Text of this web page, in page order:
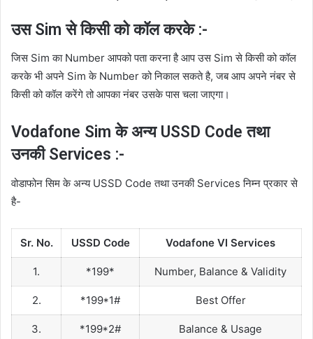
उस Sim से किसी को कॉल करके :-
जिस Sim का Number आपको पता करना है आप उस Sim से किसी को कॉल
करके भी अपने Sim के Number को निकाल सकते है, जब आप अपने नंबर से
किसी को कॉल करेंगे तो आपका नंबर उसके पास चला जाएगा।
Vodafone Sim के अन्य USSD Code तथा
उनकी Services :-
वोडाफोन सिम के अन्य USSD Code तथा उनकी Services निम्न प्रकार से
है-
Sr. No. USSD Code Vodafone VI Services
1. *199* Number, Balance & Validity
2. *199*1# Best Offer
3. *199*2# Balance & Usage